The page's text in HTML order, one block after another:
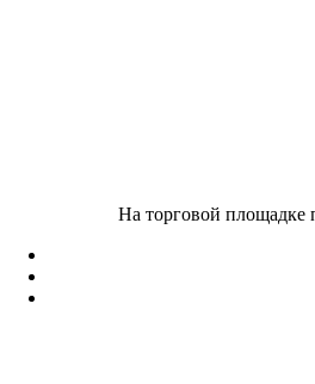
На торговой площадке